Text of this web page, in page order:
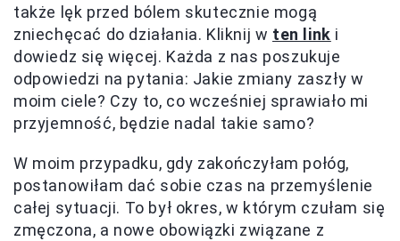
także lęk przed bólem skutecznie mogą
zniechęcać do działania. Kliknij w ten link i
dowiedz się więcej. Każda z nas poszukuje
odpowiedzi na pytania: Jakie zmiany zaszły w
moim ciele? Czy to, co wcześniej sprawiało mi
przyjemność, będzie nadal takie samo?
W moim przypadku, gdy zakończyłam połóg,
postanowiłam dać sobie czas na przemyślenie
całej sytuacji. To był okres, w którym czułam się
zmęczona, a nowe obowiązki związane z